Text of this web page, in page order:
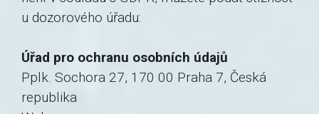
u dozorového úřadu:
Úřad pro ochranu osobních údajů
Pplk. Sochora 27, 170 00 Praha 7, Česká
republika